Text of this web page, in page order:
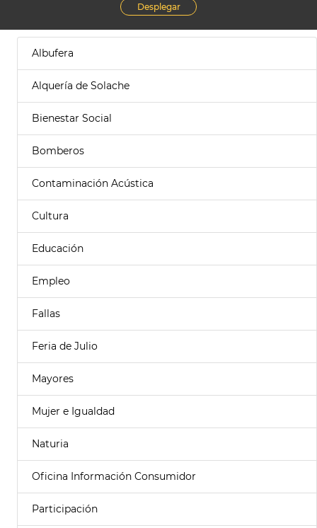
Desplegar
Albufera
Alquería de Solache
Bienestar Social
Bomberos
Contaminación Acústica
Cultura
Educación
Empleo
Fallas
Feria de Julio
Mayores
Mujer e Igualdad
Naturia
Oficina Información Consumidor
Participación